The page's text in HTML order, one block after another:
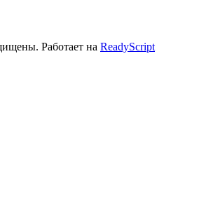
Работает на ReadyScript